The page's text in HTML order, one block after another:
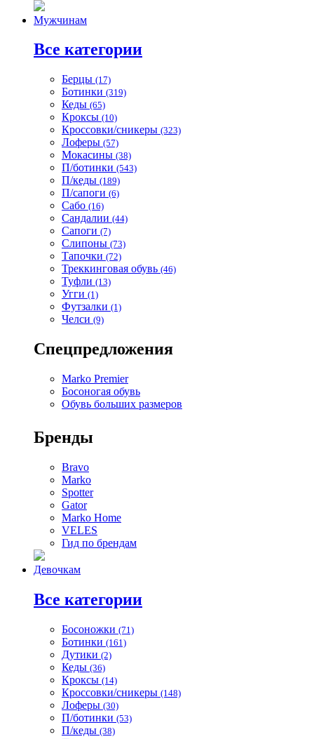
Мужчинам
Все категории
Берцы (17)
Ботинки (319)
Кеды (65)
Кроксы (10)
Кроссовки/сникеры (323)
Лоферы (57)
Мокасины (38)
П/ботинки (543)
П/кеды (189)
П/сапоги (6)
Сабо (16)
Сандалии (44)
Сапоги (7)
Слипоны (73)
Тапочки (72)
Треккинговая обувь (46)
Туфли (13)
Угги (1)
Футзалки (1)
Челси (9)
Спецпредложения
Marko Premier
Босоногая обувь
Обувь больших размеров
Бренды
Bravo
Marko
Spotter
Gator
Marko Home
VELES
Гид по брендам
Девочкам
Все категории
Босоножки (71)
Ботинки (161)
Дутики (2)
Кеды (36)
Кроксы (14)
Кроссовки/сникеры (148)
Лоферы (30)
П/ботинки (53)
П/кеды (38)